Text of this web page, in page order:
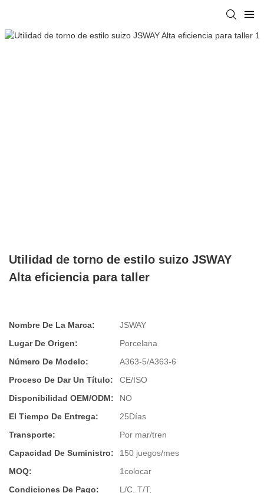
Utilidad de torno de estilo suizo JSWAY
Alta eficiencia para taller
Nombre De La Marca:
JSWAY
Lugar De Origen:
Porcelana
Número De Modelo:
A363-5/A363-6
Proceso De Dar Un Título:
CE/ISO
Disponibilidad OEM/ODM:
NO
El Tiempo De Entrega:
25Días
Transporte:
Por mar/tren
Capacidad De Suministro:
150 juegos/mes
MOQ:
1colocar
Condiciones De Pago:
L/C, T/T,